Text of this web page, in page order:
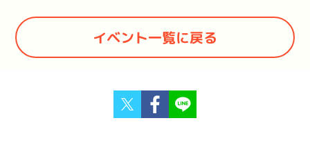
イベント一覧に戻る
Twitter Facebook